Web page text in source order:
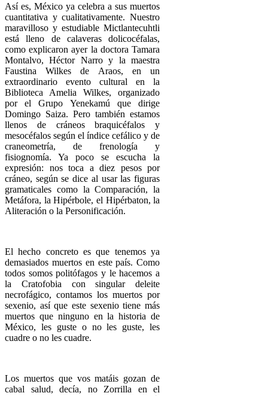
Así es, México ya celebra a sus muertos
cuantitativa y cualitativamente. Nuestro
maravilloso y estudiable Mictlantecuhtli
está lleno de calaveras dolicocéfalas,
como explicaron ayer la doctora Tamara
Montalvo, Héctor Narro y la maestra
Faustina Wilkes de Araos, en un
extraordinario evento cultural en la
Biblioteca Amelia Wilkes, organizado
por el Grupo Yenekamú que dirige
Domingo Saiza. Pero también estamos
llenos de cráneos braquicéfalos y
mesocéfalos según el índice cefálico y de
craneometría, de frenología y
fisiognomía. Ya poco se escucha la
expresión: nos toca a diez pesos por
cráneo, según se dice al usar las figuras
gramaticales como la Comparación, la
Metáfora, la Hipérbole, el Hipérbaton, la
Aliteración o la Personificación.
El hecho concreto es que tenemos ya
demasiados muertos en este país. Como
todos somos politófagos y le hacemos a
la Cratofobia con singular deleite
necrofágico, contamos los muertos por
sexenio, así que este sexenio tiene más
muertos que ninguno en la historia de
México, les guste o no les guste, les
cuadre o no les cuadre.
Los muertos que vos matáis gozan de
cabal salud, decía, no Zorrilla en el